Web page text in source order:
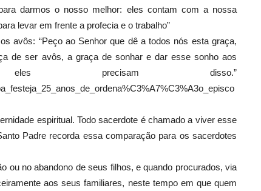
darmos o nosso melhor: eles contam com a nossa
levar em frente a profecia e o trabalho”
avôs: “Peço ao Senhor que dê a todos nós esta graça,
de ser avôs, a graça de sonhar e dar esse sonho aos
precisam disso.”
espiritual. Todo sacerdote é chamado a viver esse
Padre recorda essa comparação para os sacerdotes
ou no abandono de seus filhos, e quando procurados, via
aos seus familiares, neste tempo em que quem